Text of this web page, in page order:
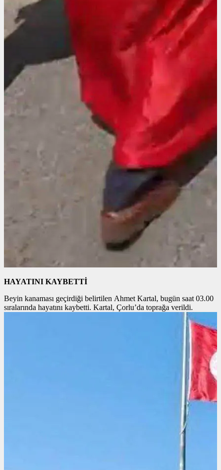
HAYATINI KAYBETTİ
Beyin kanaması geçirdiği belirtilen Ahmet Kartal, bugün saat 03.00
sıralarında hayatını kaybetti. Kartal, Çorlu’da toprağa verildi.